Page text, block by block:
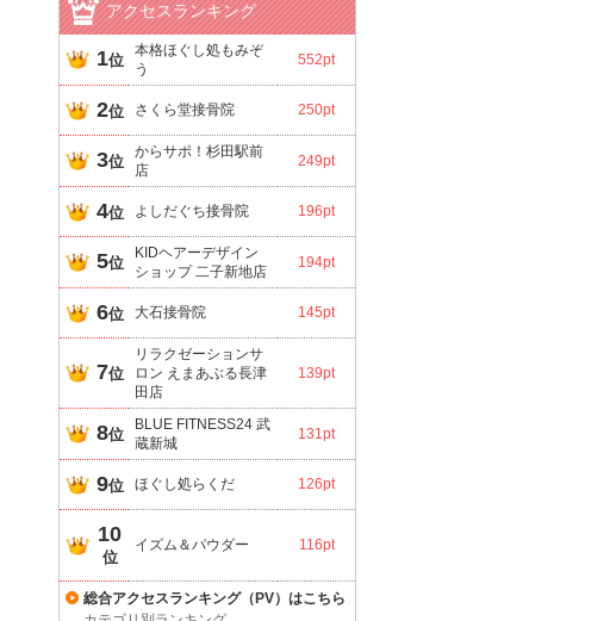
アクセスランキング
1位
本格ほぐし処もみぞ
う
552pt
2位 さくら堂接骨院 250pt
3位
からサポ！杉田駅前
店
249pt
4位 よしだぐち接骨院 196pt
5位
KIDヘアーデザイン
ショップ 二子新地店
194pt
6位 大石接骨院 145pt
7位
リラクゼーションサ
ロン えまあぶる長津
田店
139pt
8位
BLUE FITNESS24 武
蔵新城
131pt
9位 ほぐし処らくだ 126pt
10
位
イズム＆パウダー 116pt
総合アクセスランキング（PV）はこちら